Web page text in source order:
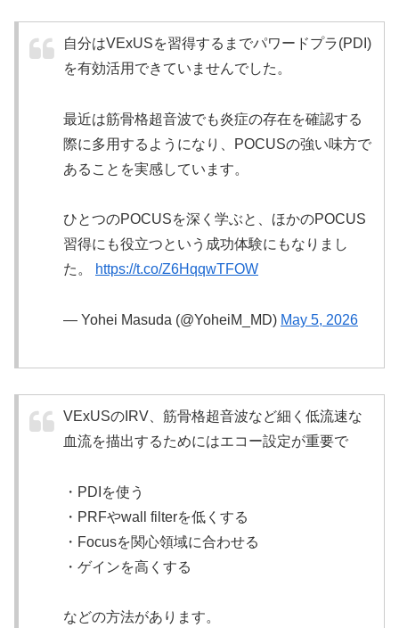
自分はVExUSを習得するまでパワードプラ(PDI)
を有効活用できていませんでした。
最近は筋骨格超音波でも炎症の存在を確認する
際に多用するようになり、POCUSの強い味方で
あることを実感しています。
ひとつのPOCUSを深く学ぶと、ほかのPOCUS
習得にも役立つという成功体験にもなりまし
た。
https://t.co/Z6HqqwTFOW
— Yohei Masuda (@YoheiM_MD) May 5, 2026
VExUSのIRV、筋骨格超音波など細く低流速な
血流を描出するためにはエコー設定が重要で
・PDIを使う
・PRFやwall filterを低くする
・Focusを関心領域に合わせる
・ゲインを高くする
などの方法があります。